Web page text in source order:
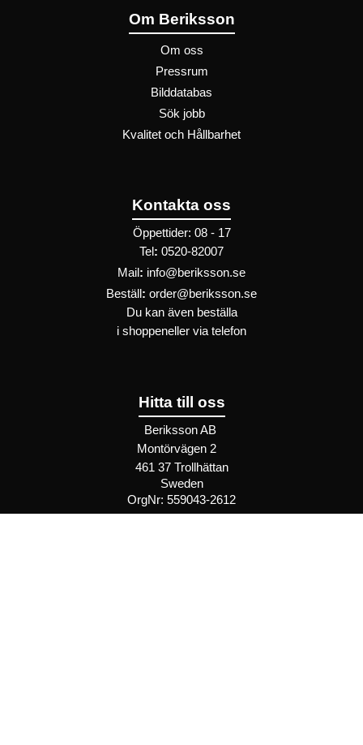
Om Beriksson
Om oss
Pressrum
Bilddatabas
Sök jobb
Kvalitet och Hållbarhet
Kontakta oss
Öppettider: 08 - 17
Tel : 0520-82007
Mail : info@beriksson.se
Beställ : order@beriksson.se
Du kan även beställa
i shoppeneller via telefon
Hitta till oss
Beriksson AB
Montörvägen 2
461 37 Trollhättan
Sweden
OrgNr: 559043-2612